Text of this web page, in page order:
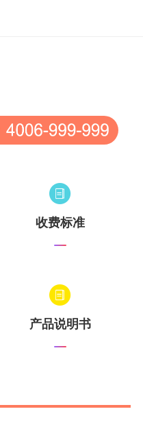
收费标准
产品说明书